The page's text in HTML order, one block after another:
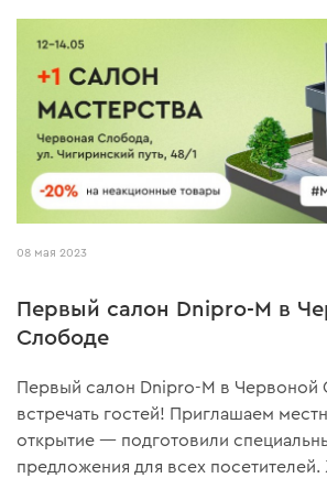
08 мая 2023
Первый салон Dnipro-M в
Слободе
Первый салон Dnipro-M в Червоной
встречать гостей! Приглашаем
открытие — подготовили
предложения для всех